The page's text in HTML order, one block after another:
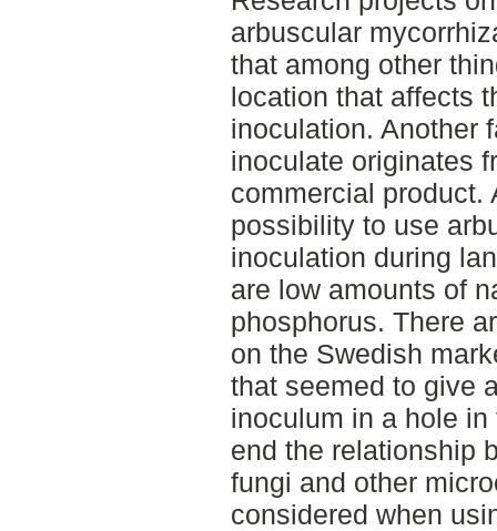
arbuscular
that among other
location that affects
inoculation. Another
inoculate originates
commercial product.
possibility to use
inoculation during
are low amounts of
phosphorus. There
on the Swedish
that seemed to give
inoculum in a hole
end the relationship
fungi and other
considered when